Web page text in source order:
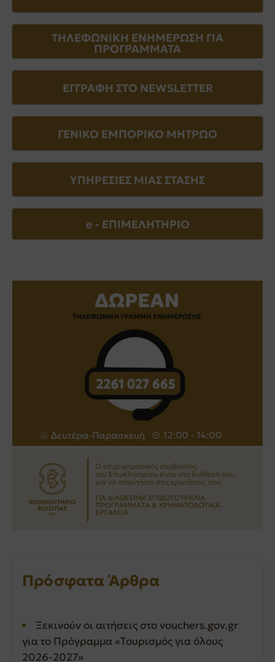
ΤΗΛΕΦΩΝΙΚΗ ΕΝΗΜΕΡΩΣΗ ΓΙΑ
ΠΡΟΓΡΑΜΜΑΤΑ
ΕΓΓΡΑΦΗ ΣΤΟ NEWSLETTER
ΓΕΝΙΚΟ ΕΜΠΟΡΙΚΟ ΜΗΤΡΩΟ
ΥΠΗΡΕΣΙΕΣ ΜΙΑΣ ΣΤΑΣΗΣ
e - EΠΙΜΕΛΗΤΗΡΙΟ
Πρόσφατα Άρθρα
Ξεκινούν οι αιτήσεις στο vouchers.gov.gr
για το Πρόγραμμα «Τουρισμός για όλους
2026-2027»